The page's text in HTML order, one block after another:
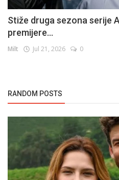
Stiže druga sezona serije
premijere...
Milt Jul 21, 2026 0
RANDOM POSTS